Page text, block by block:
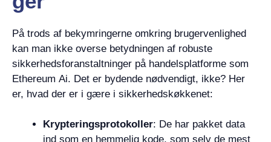
På trods af bekymringerne omkring brugervenlighed
kan man ikke overse betydningen af robuste
sikkerhedsforanstaltninger på handelsplatforme som
Ethereum Ai. Det er bydende nødvendigt, ikke? Her
er, hvad der er i gære i sikkerhedskøkkenet:
Krypteringsprotokoller: De har pakket data
ind som en hemmelig kode, som selv de mest